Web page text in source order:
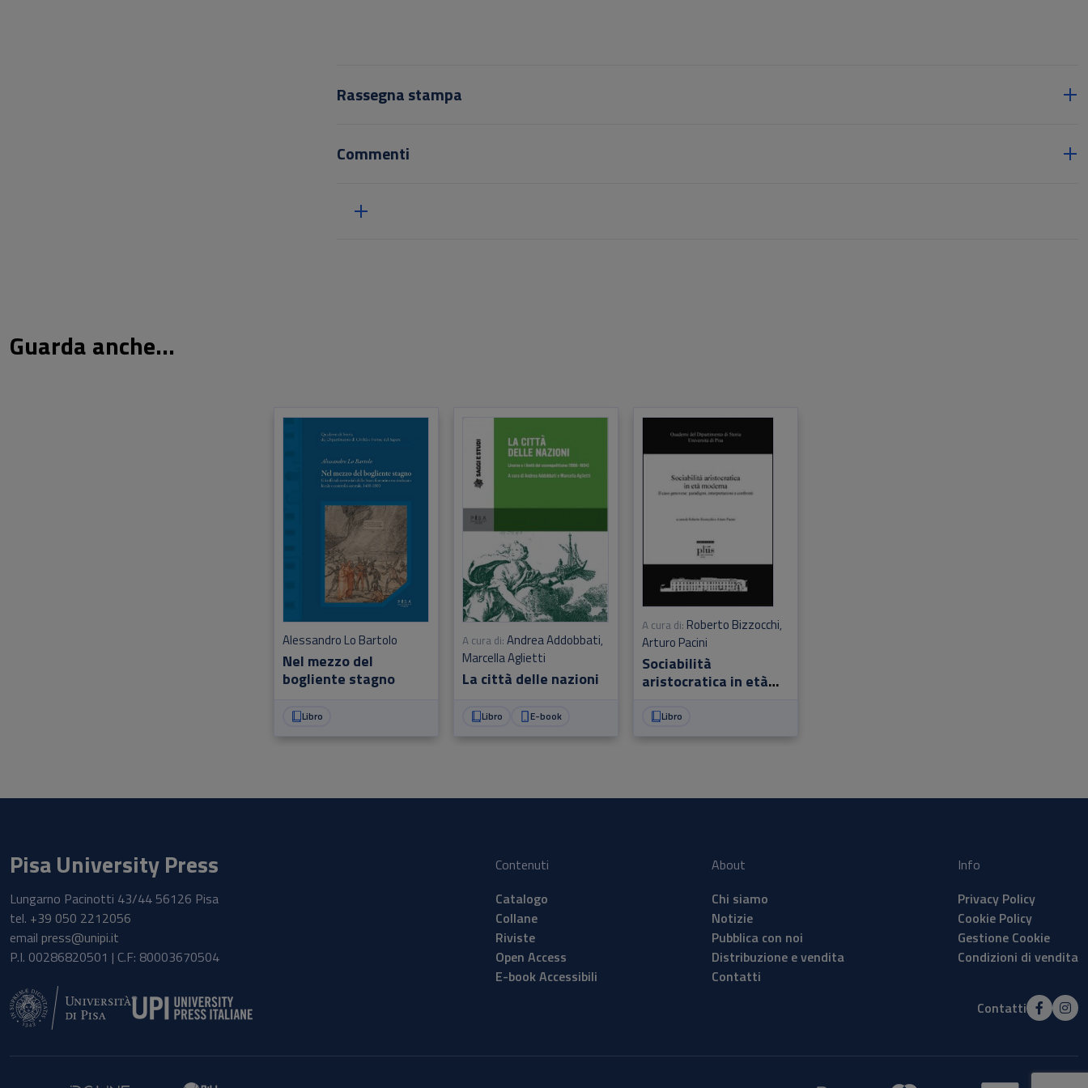
Rassegna stampa
Commenti
Guarda anche...
Nel mezzo del
bogliente stagno
Alessandro Lo Bartolo
Libro
La città delle nazioni
A cura di: Andrea Addobbati,
Marcella Aglietti
Libro E-book
Sociabilità
aristocratica in età
A cura di: Roberto Bizzocchi,
Arturo Pacini
Libro
Pisa University Press
Lungarno Pacinotti 43/44 56126 Pisa
tel. +39 050 2212056
email press@unipi.it
P.I. 00286820501 | C.F: 80003670504
Contenuti
Catalogo
Collane
Riviste
Open Access
E-book Accessibili
About
Chi siamo
Notizie
Pubblica con noi
Distribuzione e vendita
Contatti
Info
Privacy Policy
Cookie Policy
Gestione Cookie
Condizioni di vendita
Contatti